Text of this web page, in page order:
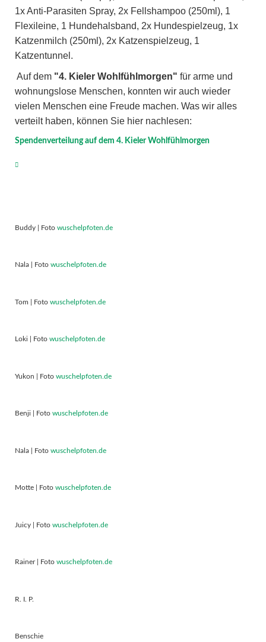
1x Anti-Parasiten Spray, 2x Fellshampoo (250ml), 1
Flexileine, 1 Hundehalsband, 2x Hundespielzeug, 1x
Katzenmilch (250ml), 2x Katzenspielzeug, 1
Katzentunnel.
Auf dem "4. Kieler Wohlfühlmorgen" für arme und
wohnungslose Menschen, konnten wir auch wieder
vielen Menschen eine Freude machen. Was wir alles
verteilt haben, können Sie hier nachlesen:
Spendenverteilung auf dem 4. Kieler Wohlfühlmorgen
Buddy | Foto wuschelpfoten.de
Nala | Foto wuschelpfoten.de
Tom | Foto wuschelpfoten.de
Loki | Foto wuschelpfoten.de
Yukon | Foto wuschelpfoten.de
Benji | Foto wuschelpfoten.de
Nala | Foto wuschelpfoten.de
Motte | Foto wuschelpfoten.de
Juicy | Foto wuschelpfoten.de
Rainer | Foto wuschelpfoten.de
R. I. P.
Benschie